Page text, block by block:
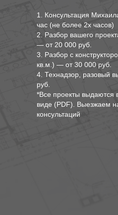
1. Консультация
час (не более 2х часов)
2. Разбор вашего
— от 20 000 руб.
3. Разбор с
кв.м.) — от 30 000 руб.
4. Технадзор, разовый
руб.
*Все проекты выдаются
виде (PDF). Выезжаем
консультаций